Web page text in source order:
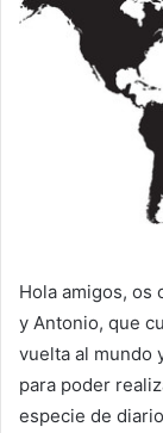
Hola amigos, os
y Antonio, que
vuelta al mundo
para poder
especie de